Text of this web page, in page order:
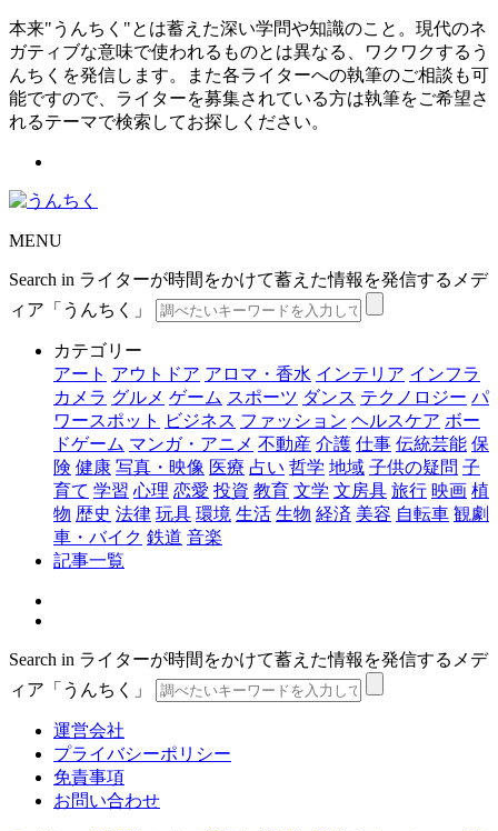
本来"うんちく"とは蓄えた深い学問や知識のこと。現代のネ
ガティブな意味で使われるものとは異なる、ワクワクするう
んちくを発信します。また各ライターへの執筆のご相談も可
能ですので、ライターを募集されている方は執筆をご希望さ
れるテーマで検索してお探しください。
MENU
Search in ライターが時間をかけて蓄えた情報を発信するメデ
ィア「うんちく」
カテゴリー
アート アウトドア アロマ・香水 インテリア インフラ
カメラ グルメ ゲーム スポーツ ダンス テクノロジー パ
ワースポット
ビジネス ファッション ヘルスケア ボー
ドゲーム マンガ・アニメ 不動産 介護 仕事 伝統芸能 保
険 健康 写真・映像 医療 占い 哲学 地域 子供の疑問 子
育て 学習 心理 恋愛 投資 教育 文学 文房具 旅行 映画 植
物 歴史 法律 玩具 環境 生活 生物 経済 美容 自転車 観劇
車・バイク 鉄道 音楽
記事一覧
Search in ライターが時間をかけて蓄えた情報を発信するメデ
ィア「うんちく」
運営会社
プライバシーポリシー
免責事項
お問い合わせ